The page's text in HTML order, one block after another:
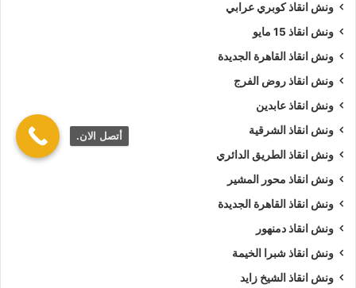
ونش انقاذ كوبري عرابي
ونش انقاذ 15 مايو
ونش انقاذ القاهرة الجديدة
ونش انقاذ روض الفرج
ونش انقاذ عابدين
ونش انقاذ الشرقية
ونش انقاذ الطريق الدائري
ونش انقاذ محور المشير
ونش انقاذ القاهرة الجديدة
ونش انقاذ دمنهور
ونش انقاذ شبرا الخيمة
ونش انقاذ الشيخ زايد
أتصل الان.